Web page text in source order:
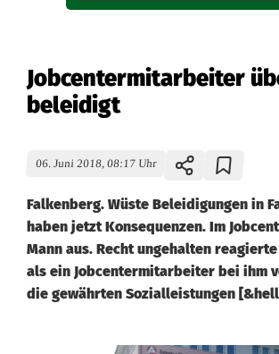
Jobcentermitarbeiter
beleidigt
06. Juni 2018, 08:17 Uhr
Falkenberg. Wüste Beleidigungen in
haben jetzt Konsequenzen. Im
Mann aus. Recht ungehalten
als ein Jobcentermitarbeiter bei ihm
die gewährten Sozialleistungen